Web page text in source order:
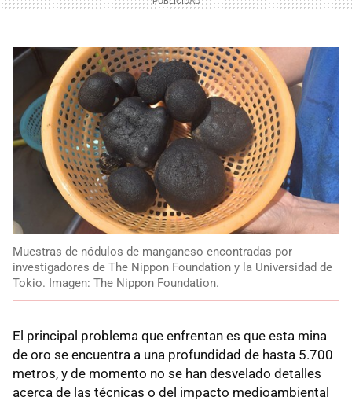
Muestras de nódulos de manganeso encontradas por
investigadores de The Nippon Foundation y la Universidad de
Tokio. Imagen: The Nippon Foundation.
El principal problema que enfrentan es que esta mina
de oro se encuentra a una profundidad de hasta 5.700
metros, y de momento no se han desvelado detalles
acerca de las técnicas o del impacto medioambiental